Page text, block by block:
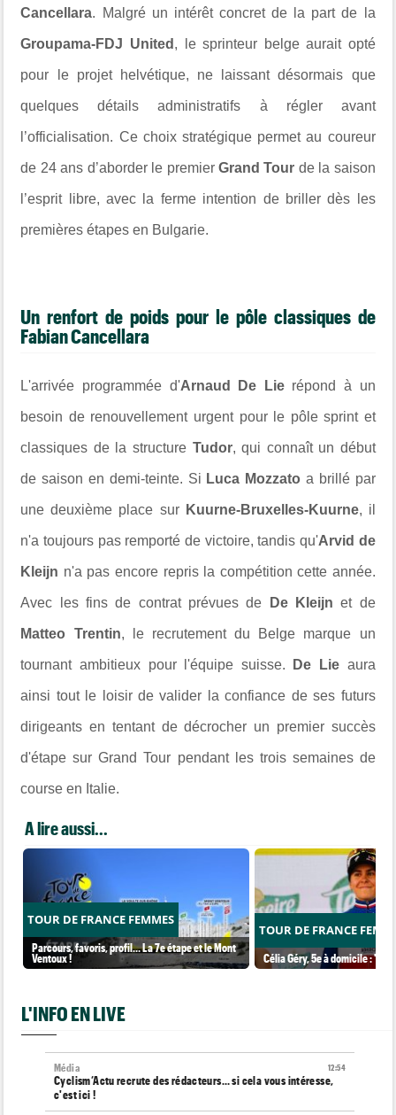
Cancellara. Malgré un intérêt concret de la part de la
Groupama-FDJ United , le sprinteur belge aurait opté
pour le projet helvétique, ne laissant désormais que
quelques détails administratifs à régler avant
l’officialisation. Ce choix stratégique permet au coureur
de 24 ans d’aborder le premier Grand Tour de la saison
l’esprit libre, avec la ferme intention de briller dès les
premières étapes en Bulgarie.
Un renfort de poids pour le pôle classiques de
Fabian Cancellara
L'arrivée programmée d'Arnaud De Lierépond à un
besoin de renouvellement urgent pour le pôle sprint et
classiques de la structure Tudor, qui connaît un début
de saison en demi-teinte. Si Luca Mozzato a brillé par
une deuxième place sur Kuurne-Bruxelles-Kuurne, il
n'a toujours pas remporté de victoire, tandis qu'Arvid de
Kleijn n'a pas encore repris la compétition cette année.
Avec les fins de contrat prévues de De Kleijnet de
Matteo Trentin, le recrutement du Belge marque un
tournant ambitieux pour l'équipe suisse. De Lieaura
ainsi tout le loisir de valider la confiance de ses futurs
dirigeants en tentant de décrocher un premier succès
d'étape sur Grand Tour pendant les trois semaines de
course en Italie.
A lire aussi...
TOUR DE FRANCE FEMMES
Parcours, favoris, profil… La 7e étape et le Mont
Ventoux !
TOUR DE FRANCE
Célia Géry, 5e à domicile :
L'INFO EN LIVE
12:54
Média
Cyclism’Actu recrute des rédacteurs… si cela vous intéresse,
c'est ici !